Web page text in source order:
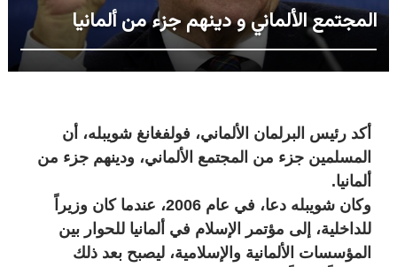
المجتمع الألماني و دينهم جزء من ألمانيا
أكد رئيس البرلمان الألماني، فولفغانغ شويبله، أن
المسلمين جزء من المجتمع الألماني، ودينهم جزء من
ألمانيا.
وكان شويبله دعا، في عام 2006، عندما كان وزيراً
للداخلية، إلى مؤتمر الإسلام في ألمانيا للحوار بين
المؤسسات الألمانية والإسلامية، ليصبح بعد ذلك